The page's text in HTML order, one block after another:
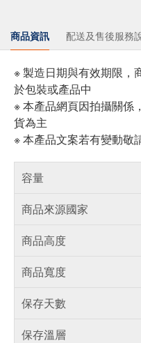
商品資訊 配送及售後服務
※ 製造日期與有效期限，
於包裝或產品中
※ 本產品網頁因拍攝關係
貨為主
※ 本產品文案若有變動敬
容量
商品來源國家
商品高度
商品寬度
保存天數
保存溫層